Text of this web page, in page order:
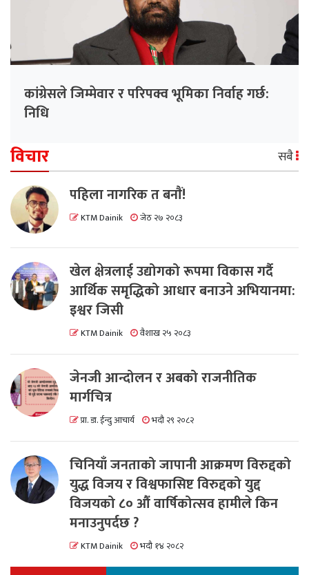
कांग्रेसले जिम्मेवार र परिपक्व भूमिका निर्वाह गर्छ:
निधि
विचार सबै
पहिला नागरिक त बनाैं!
KTM Dainik जेठ २७ २०८३
खेल क्षेत्रलाई उद्योगको रूपमा विकास गर्दै
आर्थिक समृद्धिको आधार बनाउने अभियानमा:
इश्वर जिसी
KTM Dainik वैशाख २५ २०८३
जेनजी आन्दोलन र अबको राजनीतिक
मार्गचित्र
प्रा. डा. ईन्दु आचार्य भदौ २९ २०८२
चिनियाँ जनताको जापानी आक्रमण विरुद्दको
युद्ध विजय र विश्वफासिष्ट विरुद्दको युद्द
विजयको ८० औं वार्षिकोत्सव हामीले किन
मनाउनुपर्दछ ?
KTM Dainik भदौ १४ २०८२